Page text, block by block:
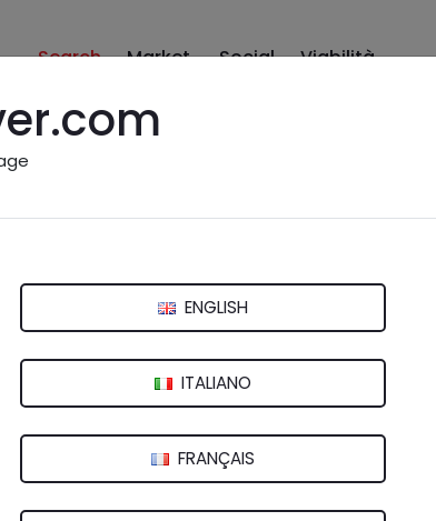
Search Market Social Viabilità
ENGLISH
ITALIANO
FRANÇAIS